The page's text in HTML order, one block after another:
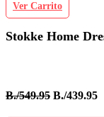
Ver Carrito
Stokke Home
B./549.95 B./439.95